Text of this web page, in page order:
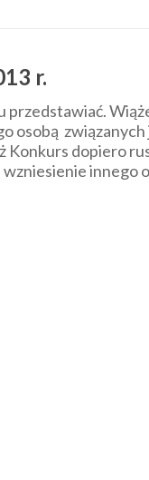
r.
osobą
dopiero